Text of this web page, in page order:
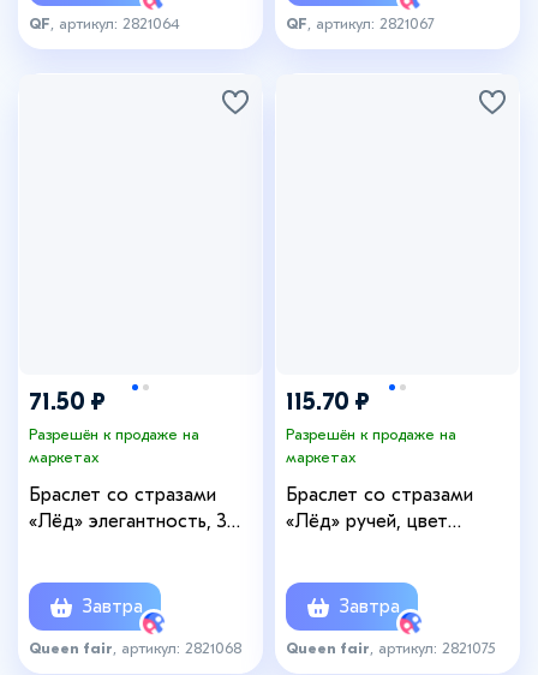
радужный в серебре
QF , артикул: 2821064
L=18 см
QF , артикул: 2821067
71.50 ₽
Разрешён к продаже на
маркетах
Браслет со стразами
«Лёд» элегантность, 3
Завтра
Queen fair , артикул: 2821068
115.70 ₽
Разрешён к продаже на
маркетах
Браслет со стразами
«Лёд» ручей, цвет
Завтра
Queen fair , артикул: 2821075